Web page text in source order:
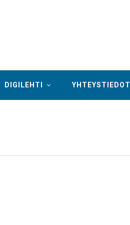
DIGILEHTI YHTEYSTIEDOT